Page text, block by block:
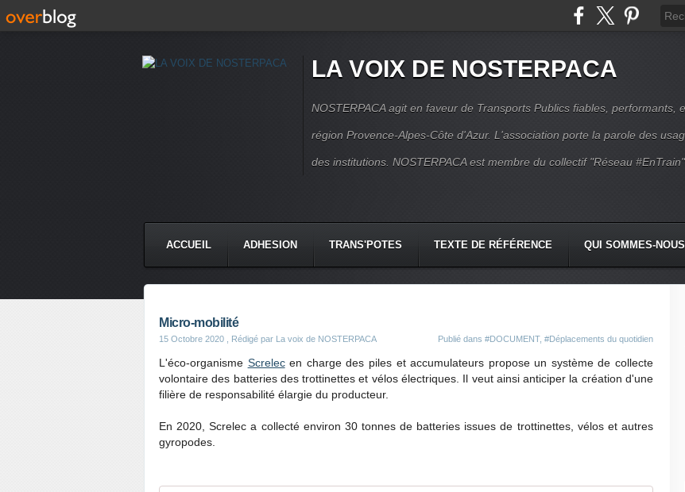
LA VOIX DE NOSTERPACA
NOSTERPACA agit en faveur de Transports Publics fiables, performants,
région Provence-Alpes-Côte d'Azur. L'association porte la parole des
des institutions. NOSTERPACA est membre du collectif "Réseau #EnTrain"
ACCUEIL ADHESION TRANS'POTES TEXTE DE RÉFÉRENCE QUI SOMMES-
Micro-mobilité
15 Octobre 2020 , Rédigé par La voix de NOSTERPACA Publié dans #DOCUMENT, #Déplacements du quotidien
L'éco-organisme Screlecen charge des piles et accumulateurs propose un système de collecte
volontaire des batteries des trottinettes et vélos électriques. Il veut ainsi anticiper la création d'une
filière de responsabilité élargie du producteur.
En 2020, Screlec a collecté environ 30 tonnes de batteries issues de trottinettes, vélos et autres
gyropodes.